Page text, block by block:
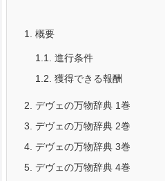
1. 概要
1.1.
進行条件
1.2. 獲得できる報酬
2. デヴェの万物辞典 1巻
3. デヴェの万物辞典 2巻
4. デヴェの万物辞典 3巻
5. デヴェの万物辞典 4巻